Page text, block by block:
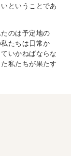
ということであ
のは予定地の
たちは日常か
いかねばならな
私たちが果たす